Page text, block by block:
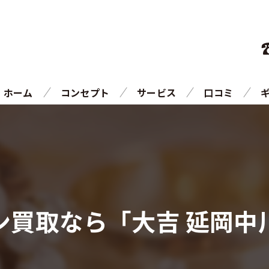
ホーム コンセプト サービス 口コミ
買取なら「大吉 延岡中